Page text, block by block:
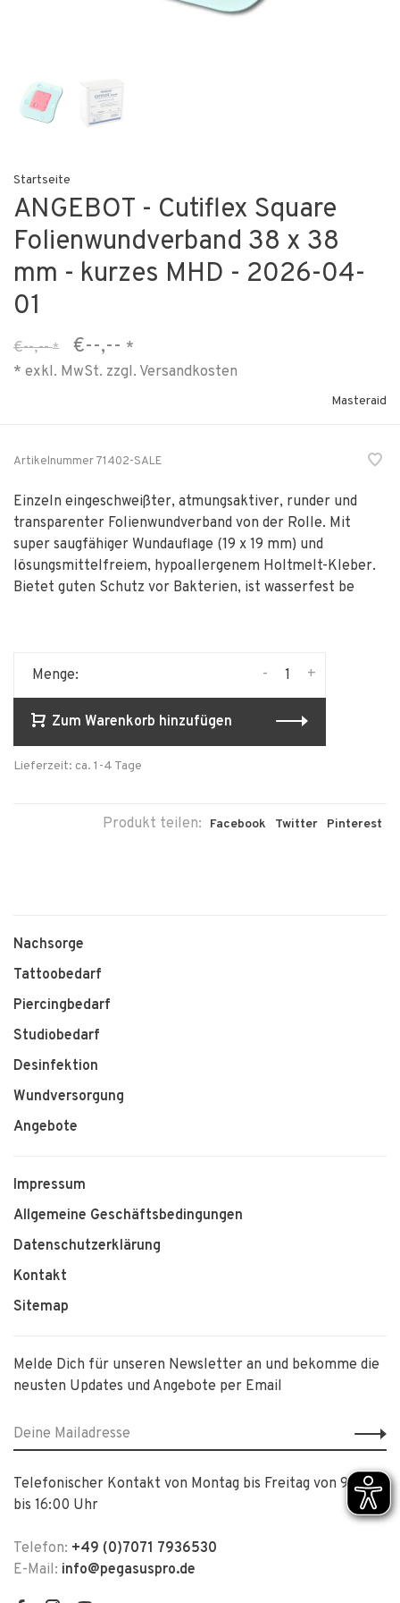
Startseite
ANGEBOT - Cutiflex Square
Folienwundverband 38 x 38
mm - kurzes MHD - 2026-04-
01
€--,--* €--,-- *
* exkl. MwSt. zzgl. Versandkosten
Masteraid
Artikelnummer71402-SALE
Einzeln eingeschweißter, atmungsaktiver, runder und
transparenter Folienwundverband von der Rolle. Mit
super saugfähiger Wundauflage (19 x 19 mm) und
lösungsmittelfreiem, hypoallergenem Holtmelt-Kleber.
Bietet guten Schutz vor Bakterien, ist wasserfest be
Menge: +
-
Zum Warenkorb hinzufügen
Lieferzeit: ca. 1-4 Tage
Produkt teilen: Facebook Twitter Pinterest
Nachsorge
Tattoobedarf
Piercingbedarf
Studiobedarf
Desinfektion
Wundversorgung
Angebote
Impressum
Allgemeine Geschäftsbedingungen
Datenschutzerklärung
Kontakt
Sitemap
Melde Dich für unseren Newsletter an und bekomme die
neusten Updates und Angebote per Email
Telefonischer Kontakt von Montag bis Freitag von 9:00
bis 16:00 Uhr
Telefon: +49 (0)7071 7936530
E-Mail: info@pegasuspro.de